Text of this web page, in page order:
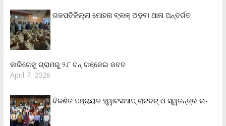
ଗଜପତିଜିଲ୍ଲା ମୋହନା ବ୍ଲକ୍‌ ଅଡ଼ବା ଥାନା ଅନ୍ତର୍ଗତ
କାରିଗେଜୁ ଗ୍ରାମରୁ ୨.୮ ଟନ୍ ଗଞ୍ଜେଇ ଜବତ
April 7, 2026
ବିକଶିତ ପଞ୍ଚାୟତ ହ୍ୱାଟସଆପ୍ ଚାଟବଟ୍ ଓ ସ୍ୱତନ୍ତ୍ର ଇ-